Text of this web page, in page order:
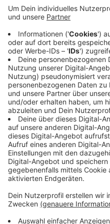
jeweils weniger als halb
Jägerinnen und Jäger
und entsprechend
Mit rund 70
Ennepetal-
Spitzenreiter, in dem es
mit Wildschweinen
Veröffentlicht:Mittwoch,
Anzeige
Anzeige